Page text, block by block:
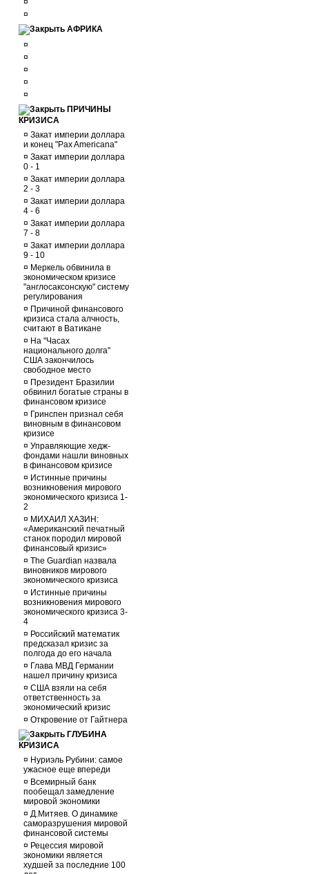
¤
¤
АФРИКА
¤
¤
¤
¤
¤
ПРИЧИНЫ
КРИЗИСА
¤ Закат империи доллара
и конец "Pax Americana"
¤ Закат империи доллара
0 - 1
¤ Закат империи доллара
2 - 3
¤ Закат империи доллара
4 - 6
¤ Закат империи доллара
7 - 8
¤ Закат империи доллара
9 - 10
¤ Меркель обвинила в
экономическом кризисе
"англосаксонскую" систему
регулирования
¤ Причиной финансового
кризиса стала алчность,
считают в Ватикане
¤ На "Часах
национального долга"
США закончилось
свободное место
¤ Президент Бразилии
обвинил богатые страны в
финансовом кризисе
¤ Гринспен признал себя
виновным в финансовом
кризисе
¤ Управляющие хедж-
фондами нашли виновных
в финансовом кризисе
¤ Истинные причины
возникновения мирового
экономического кризиса 1-
2
¤ МИХАИЛ ХАЗИН:
«Американский печатный
станок породил мировой
финансовый кризис»
¤ The Guardian назвала
виновников мирового
экономического кризиса
¤ Истинные причины
возникновения мирового
экономического кризиса 3-
4
¤ Российский математик
предсказал кризис за
полгода до его начала
¤ Глава МВД Германии
нашел причину кризиса
¤ США взяли на себя
ответственность за
экономический кризис
¤ Откровение от Гайтнера
ГЛУБИНА
КРИЗИСА
¤ Нуриэль Рубини: самое
ужасное еще впереди
¤ Всемирный банк
пообещал замедление
мировой экономики
¤ Д.Митяев. О динамике
саморазрушения мировой
финансовой системы
¤ Рецессия мировой
экономики является
худшей за последние 100